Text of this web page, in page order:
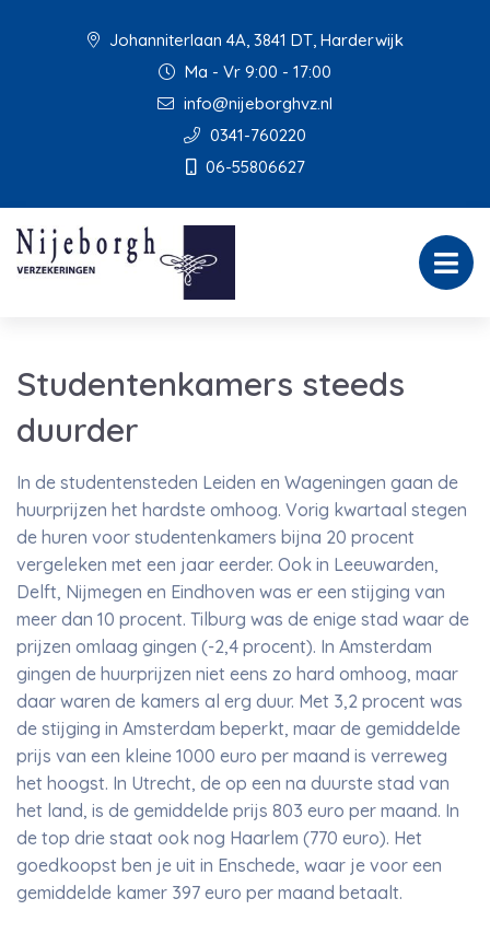
Johanniterlaan 4A, 3841 DT, Harderwijk
Ma - Vr 9:00 - 17:00
info@nijeborghvz.nl
0341-760220
06-55806627
Studentenkamers steeds
duurder
In de studentensteden Leiden en Wageningen gaan de
huurprijzen het hardste omhoog. Vorig kwartaal stegen
de huren voor studentenkamers bijna 20 procent
vergeleken met een jaar eerder. Ook in Leeuwarden,
Delft, Nijmegen en Eindhoven was er een stijging van
meer dan 10 procent. Tilburg was de enige stad waar de
prijzen omlaag gingen (-2,4 procent). In Amsterdam
gingen de huurprijzen niet eens zo hard omhoog, maar
daar waren de kamers al erg duur. Met 3,2 procent was
de stijging in Amsterdam beperkt, maar de gemiddelde
prijs van een kleine 1000 euro per maand is verreweg
het hoogst. In Utrecht, de op een na duurste stad van
het land, is de gemiddelde prijs 803 euro per maand. In
de top drie staat ook nog Haarlem (770 euro). Het
goedkoopst ben je uit in Enschede, waar je voor een
gemiddelde kamer 397 euro per maand betaalt.